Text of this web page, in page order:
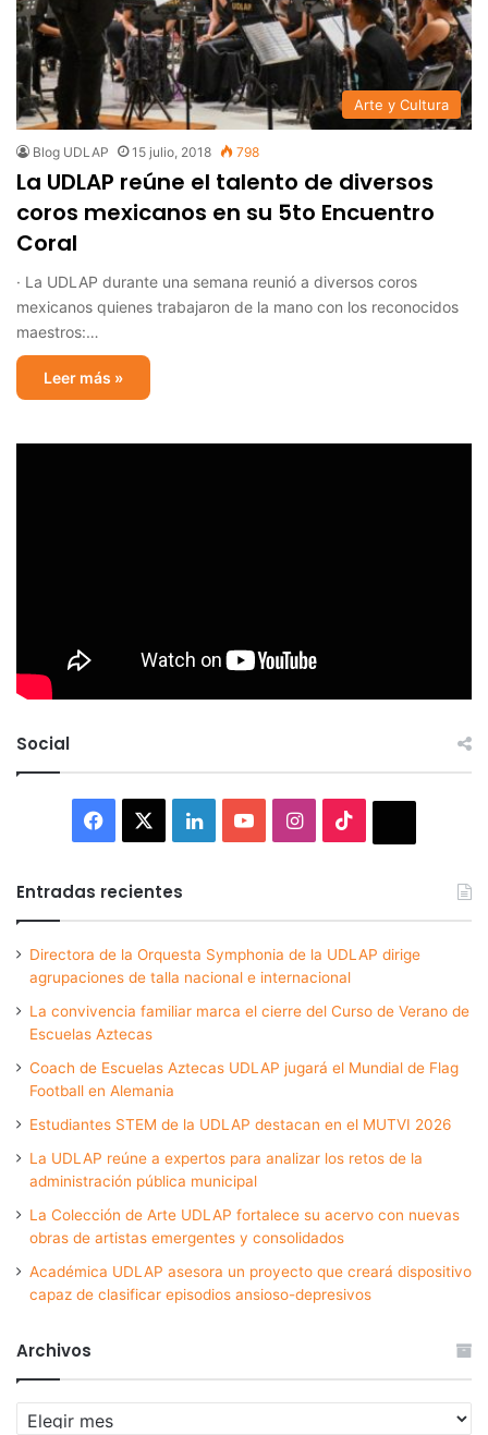
Arte y Cultura
Blog UDLAP 15 julio, 2018 798
La UDLAP reúne el talento de diversos
coros mexicanos en su 5to Encuentro
Coral
· La UDLAP durante una semana reunió a diversos coros
mexicanos quienes trabajaron de la mano con los reconocidos
maestros:…
Leer más »
Social
Facebook LinkedInYouTubeInstagram
Entradas recientes
Directora de la Orquesta Symphonia de la UDLAP dirige
agrupaciones de talla nacional e internacional
La convivencia familiar marca el cierre del Curso de Verano de
Escuelas Aztecas
Coach de Escuelas Aztecas UDLAP jugará el Mundial de Flag
Football en Alemania
Estudiantes STEM de la UDLAP destacan en el MUTVI 2026
La UDLAP reúne a expertos para analizar los retos de la
administración pública municipal
La Colección de Arte UDLAP fortalece su acervo con nuevas
obras de artistas emergentes y consolidados
Académica UDLAP asesora un proyecto que creará dispositivo
capaz de clasificar episodios ansioso-depresivos
Archivos
Archivos